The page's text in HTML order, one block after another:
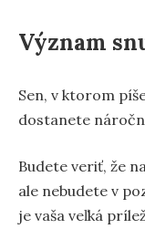
Význam
Sen, v ktorom
dostanete
Budete veriť, že
ale nebudete v
je vaša veľká